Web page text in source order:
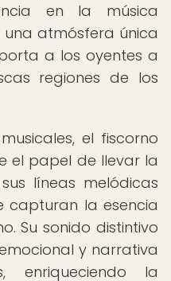
en la música
atmósfera única
a los oyentes a
regiones de los
el fiscorno
el papel de llevar la
líneas melódicas
capturan la esencia
Su sonido distintivo
y narrativa
enriqueciendo la